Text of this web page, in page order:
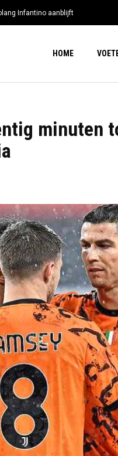
Infantino aanblijft
HOME
minuten